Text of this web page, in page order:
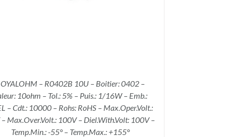
– R0402B 10U – Boitier: 0402 –
10ohm – Tol.: 5% – Puis.: 1/16W – Emb.:
– Cdt.: 10000 – Rohs: RoHS – Max.Oper.Volt.:
Max.Over.Volt.: 100V – Diel.With.Volt: 100V –
Temp.Min.: -55° – Temp.Max.: +155°